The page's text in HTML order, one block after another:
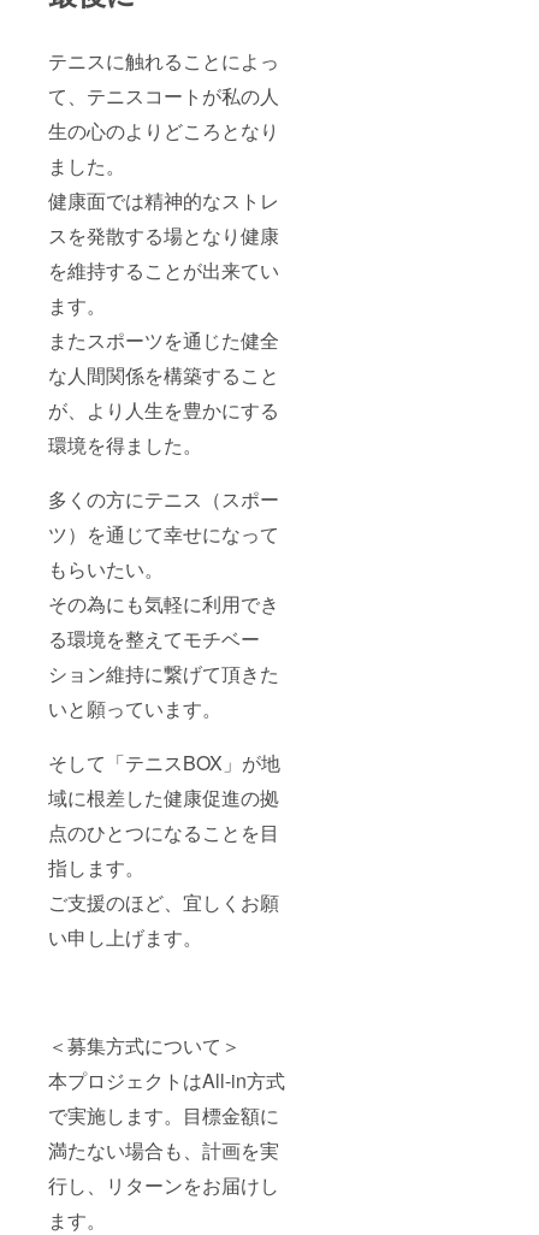
テニスに触れることによっ
て、テニスコートが私の人
生の心のよりどころとなり
ました。
健康面では精神的なストレ
スを発散する場となり健康
を維持することが出来てい
ます。
またスポーツを通じた健全
な人間関係を構築すること
が、より人生を豊かにする
環境を得ました。
多くの方にテニス（スポー
ツ）を通じて幸せになって
もらいたい。
その為にも気軽に利用でき
る環境を整えてモチベー
ション維持に繋げて頂きた
いと願っています。
そして「テニスBOX」が地
域に根差した健康促進の拠
点のひとつになることを目
指します。
ご支援のほど、宜しくお願
い申し上げます。
＜募集方式について＞
本プロジェクトはAll-in方式
で実施します。目標金額に
満たない場合も、計画を実
行し、リターンをお届けし
ます。